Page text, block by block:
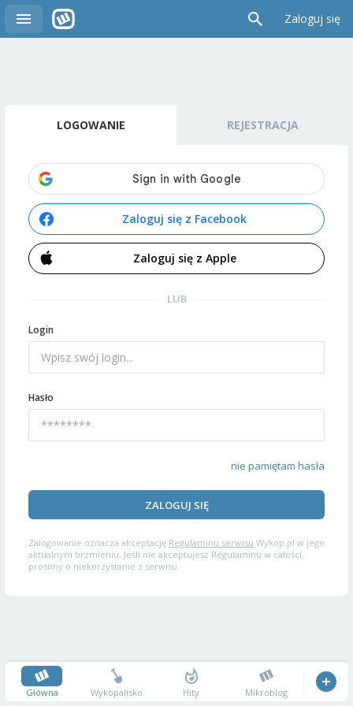
Zaloguj się
LOGOWANIE REJESTRACJA
Zaloguj się z Facebook
Zaloguj się z Apple
LUB
Login
Hasło
nie pamiętam hasła
ZALOGUJ SIĘ
Zalogowanie oznacza akceptację Regulaminu serwisu Wykop.pl w jego
aktualnym brzmieniu. Jeśli nie akceptujesz Regulaminu w całości,
prosimy o niekorzystanie z serwisu.
Główna Wykopalisko Hity Mikroblog